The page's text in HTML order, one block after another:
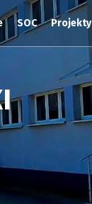
SOC Projekty